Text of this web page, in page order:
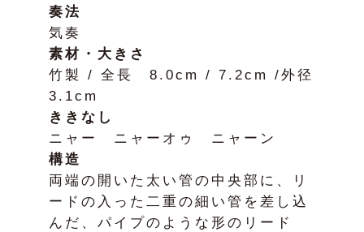
奏法
気奏
素材・大きさ
竹製 / 全長 8.0cm / 7.2cm /外径
3.1cm
ききなし
ニャー ニャーオゥ ニャーン
構造
両端の開いた太い管の中央部に、リ
ードの入った二重の細い管を差し込
んだ、パイプのような形のリード